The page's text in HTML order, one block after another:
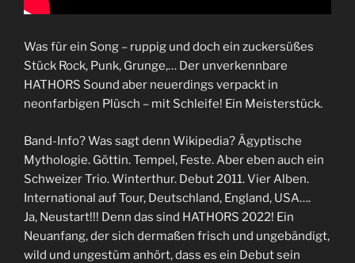
Was für ein Song – ruppig und doch ein zuckersüßes
Stück Rock, Punk, Grunge,… Der unverkennbare
HATHORS Sound aber neuerdings verpackt in
neonfarbigen Plüsch – mit Schleife! Ein Meisterstück.
Band-Info? Was sagt denn Wikipedia? Ägyptische
Mythologie. Göttin. Tempel, Feste. Aber eben auch ein
Schweizer Trio. Winterthur. Debut 2011. Vier Alben.
International auf Tour, Deutschland, England, USA….
Ja, Neustart!!! Denn das sind HATHORS 2022! Ein
Neuanfang, der sich dermaßen frisch und ungebändigt,
wild und ungestüm anhört, dass es ein Debut sein